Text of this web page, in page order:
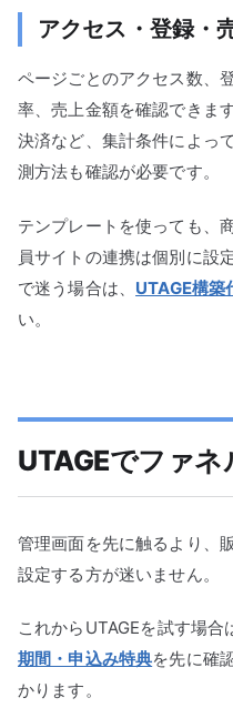
アクセス・登録・
ページごとのアクセス数、
率、売上金額を確認できま
決済など、集計条件によっ
測方法も確認が必要です。
テンプレートを使っても、
員サイトの連携は個別に設
で迷う場合は、 UTAGE構築
い。
UTAGEでファ
管理画面を先に触るより、
設定する方が迷いません。
これからUTAGEを試す場合
期間・申込み特典を先に確
かります。